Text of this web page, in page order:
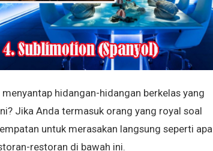
hidangan-hidangan berkelas yang
Jika Anda termasuk orang yang royal soal
untuk merasakan langsung seperti apa
restoran di bawah ini.